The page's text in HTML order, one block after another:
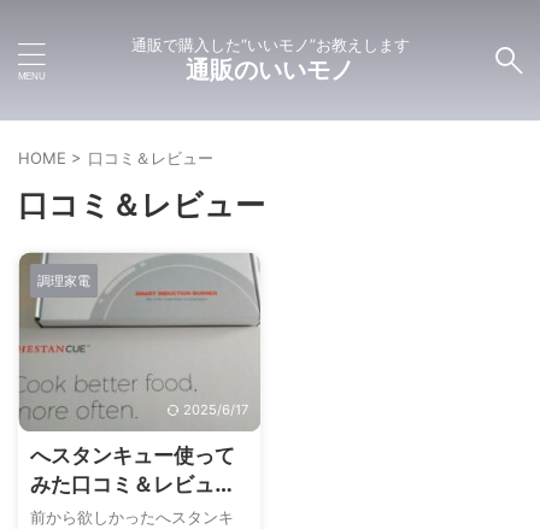
通販で購入した“いいモノ”お教えします
通販のいいモノ
HOME > 口コミ＆レビュー
口コミ＆レビュー
調理家電
2025/6/17
へスタンキュー使って
みた口コミ＆レビュ
ー:Hestan cueメリッ
前から欲しかったへスタンキ